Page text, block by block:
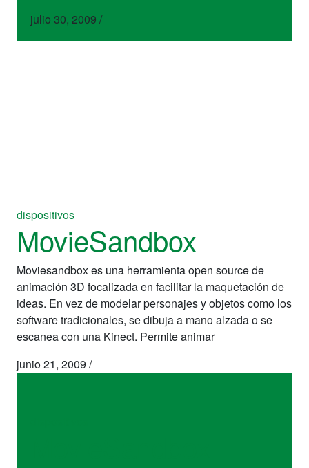
julio 30, 2009 /
dispositivos
MovieSandbox
Moviesandbox es una herramienta open source de
animación 3D focalizada en facilitar la maquetación de
ideas. En vez de modelar personajes y objetos como los
software tradicionales, se dibuja a mano alzada o se
escanea con una Kinect. Permite animar
junio 21, 2009 /